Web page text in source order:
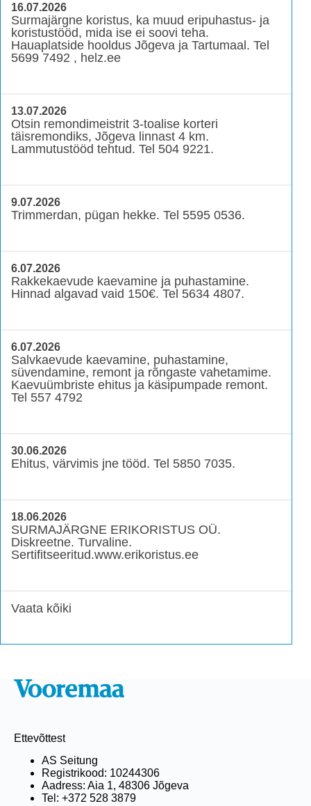
16.07.2026
Surmajärgne koristus, ka muud eripuhastus- ja
koristustööd, mida ise ei soovi teha.
Hauaplatside hooldus Jõgeva ja Tartumaal. Tel
5699 7492 , helz.ee
13.07.2026
Otsin remondimeistrit 3-toalise korteri
täisremondiks, Jõgeva linnast 4 km.
Lammutustööd tehtud. Tel 504 9221.
9.07.2026
Trimmerdan, pügan hekke. Tel 5595 0536.
6.07.2026
Rakkekaevude kaevamine ja puhastamine.
Hinnad algavad vaid 150€. Tel 5634 4807.
6.07.2026
Salvkaevude kaevamine, puhastamine,
süvendamine, remont ja rõngaste vahetamime.
Kaevuümbriste ehitus ja käsipumpade remont.
Tel 557 4792
30.06.2026
Ehitus, värvimis jne tööd. Tel 5850 7035.
18.06.2026
SURMAJÄRGNE ERIKORISTUS OÜ.
Diskreetne. Turvaline.
Sertifitseeritud.www.erikoristus.ee
Vaata kõiki
Ettevõttest
AS Seitung
Registrikood: 10244306
Aadress: Aia 1, 48306 Jõgeva
Tel: +372 528 3879